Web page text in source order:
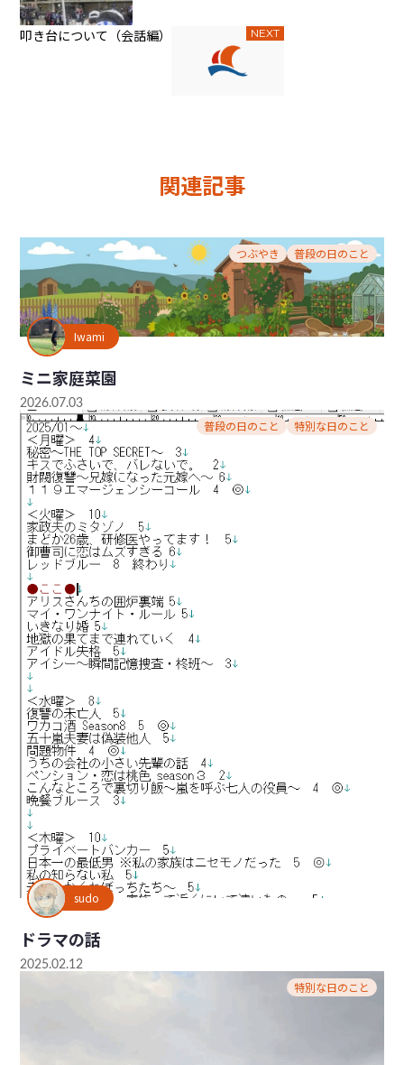
NEXT
叩き台について（会話編）
関連記事
つぶやき 普段の日のこと
Iwami
ミニ家庭菜園
2026.07.03
普段の日のこと 特別な日のこと
sudo
ドラマの話
2025.02.12
特別な日のこと